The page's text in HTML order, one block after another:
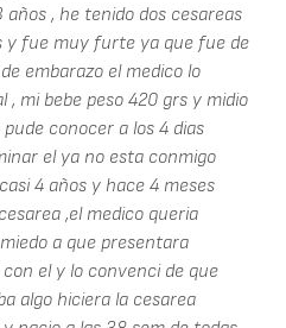
, he tenido dos cesareas
y fue muy furte ya que fue de
embarazo el medico lo
mi bebe peso 420 grs y midio
conocer a los 4 dias
el ya no esta conmigo
4 años y hace 4 meses
,el medico queria
a que presentara
el y lo convenci de que
algo hiciera la cesarea